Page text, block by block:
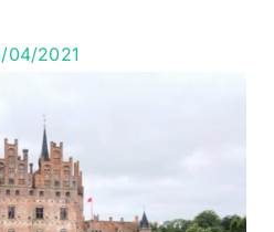
04/2021